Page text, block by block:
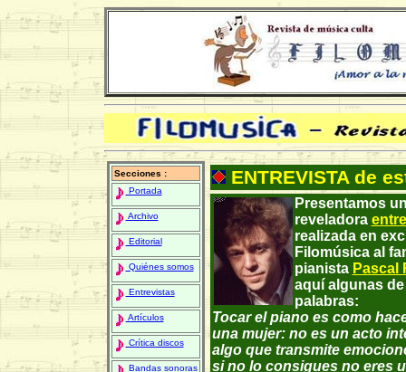
Secciones :
Portada
Archivo
Editorial
Quiénes somos
Entrevistas
Artículos
Crítica discos
Bandas sonoras
ENTREVISTA de
Presentamos
reveladora
realizada en
Filomúsica al
pianista Pascal
aquí algunas
palabras:
Tocar el piano es como
una mujer: no es un acto
algo que transmite
si no lo consigues no eres